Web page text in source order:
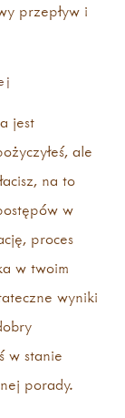
przepływ i
jest
ale
na to
w
proces
w twoim
wyniki
w stanie
porady.